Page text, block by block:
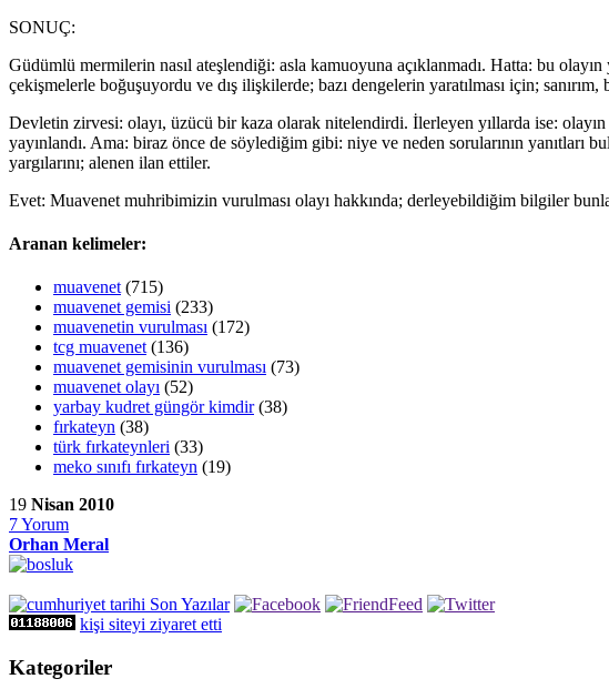
SONUÇ:
Güdümlü mermilerin nasıl ateşlendiği: asla kamuoyuna açıklanmadı. Hatta: bu
çekişmelerle boğuşuyordu ve dış ilişkilerde; bazı dengelerin yaratılması için;
Devletin zirvesi: olayı, üzücü bir kaza olarak nitelendirdi. İlerleyen yıllarda ise: olayın
yayınlandı. Ama: biraz önce de söylediğim gibi: niye ve neden sorularının
yargılarını; alenen ilan ettiler.
Evet: Muavenet muhribimizin vurulması olayı hakkında; derleyebildiğim bilgiler
Aranan kelimeler:
muavenet(715)
muavenet gemisi (233)
muavenetin vurulması (172)
tcg muavenet(136)
muavenet gemisinin vurulması (73)
muavenet olayı (52)
yarbay kudret güngör kimdir(38)
fırkateyn (38)
türk fırkateynleri (33)
meko sınıfı fırkateyn (19)
19 Nisan 2010
7Yorum
Orhan Meral
kişi siteyi ziyaret etti
Kategoriler